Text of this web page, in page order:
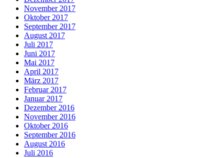
November 2017
Oktober 2017
September 2017
August 2017
Juli 2017
Juni 2017
Mai 2017
April 2017
März 2017
Februar 2017
Januar 2017
Dezember 2016
November 2016
Oktober 2016
September 2016
August 2016
Juli 2016